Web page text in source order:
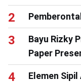
Bayu Rizky
Paper
Elemen